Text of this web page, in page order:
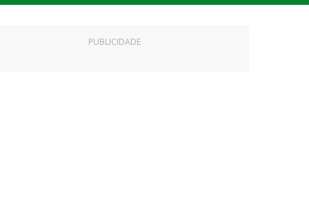
PUBLICIDADE